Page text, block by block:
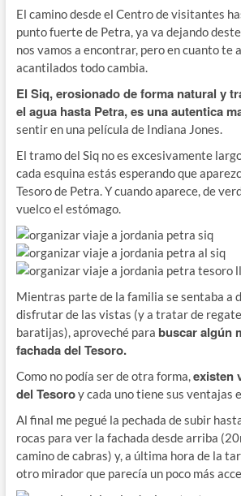
El camino desde el Centro de visitantes
punto fuerte de Petra, ya va dejando
nos vamos a encontrar, pero en cuanto te
acantilados todo cambia.
El Siq, erosionado de forma natural y
el agua hasta Petra, es una autentica
sentir en una película de Indiana Jones.
El tramo del Siq no es excesivamente
cada esquina estás esperando que
Tesoro de Petra. Y cuando aparece, de
vuelco el estómago.
Mientras parte de la familia se sentaba a
disfrutar de las vistas (y a tratar de
baratijas), aproveché para buscar algún
fachada del Tesoro.
Como no podía ser de otra forma,existen
del Tesoroy cada uno tiene sus ventajas
Al final me pegué la pechada de subir
rocas para ver la fachada desde arriba
camino de cabras) y, a última hora de la
otro mirador que parecía un poco más